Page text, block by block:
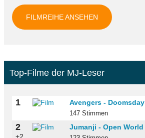
FILMREIHE ANSEHEN
Top-Filme der MJ-Leser
1 Avengers - Doomsday
147 Stimmen
2 Jumanji - Open World